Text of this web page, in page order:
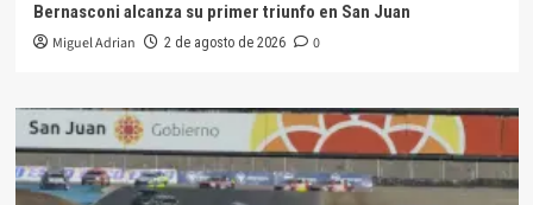
Bernasconi alcanza su primer triunfo en San Juan
Miguel Adrian 2 de agosto de 2026 0